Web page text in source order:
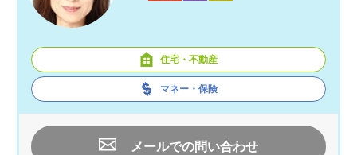
住宅・不動産
マネー・保険
メールでの問い合わせ